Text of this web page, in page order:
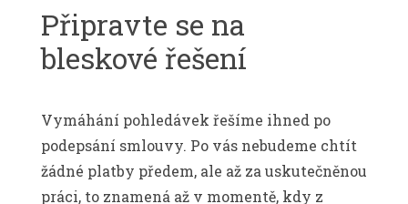
Připravte se na
bleskové řešení
Vymáhání pohledávek řešíme ihned po
podepsání smlouvy. Po vás nebudeme chtít
žádné platby předem, ale až za uskutečněnou
práci, to znamená až v momentě, kdy z